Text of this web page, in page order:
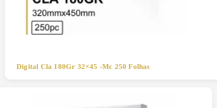
Digital Cla 180Gr 32×45 -Mc 250 Folhas